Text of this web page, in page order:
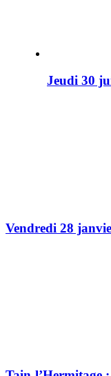
Jeudi 30
Vendredi 28